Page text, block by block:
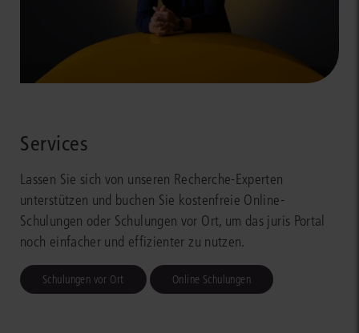
Services
Lassen Sie sich von unseren Recherche-Experten
unterstützen und buchen Sie kostenfreie Online-
Schulungen oder Schulungen vor Ort, um das juris Portal
noch einfacher und effizienter zu nutzen.
Schulungen vor Ort Online Schulungen